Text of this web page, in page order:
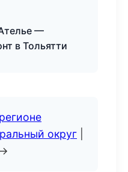
—
в Тольятти
округ
→